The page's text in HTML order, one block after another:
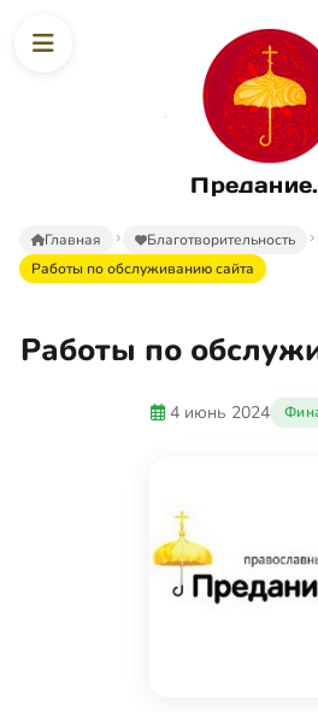
Главная Благотворительность
Работы по обслуживанию сайта
Работы по
4 июнь 2024